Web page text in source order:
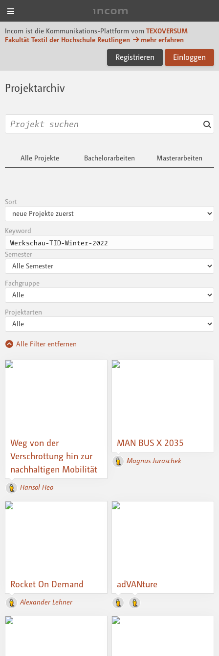
Incom ist die Kommunikations-Plattform vom TEXOVERSUM
Fakultät Textil der Hochschule Reutlingen
mehr erfahren
Registrieren Einloggen
Projektarchiv
Alle Projekte Bachelorarbeiten Masterarbeiten
Sort
Keyword
Semester
Fachgruppe
Projektarten
Alle Filter entfernen
Weg von der
Verschrottung hin zur
nachhaltigen Mobilität
Hansol Heo
MAN BUS X 2035
Magnus Juraschek
Rocket On Demand
Alexander Lehner
adVANture